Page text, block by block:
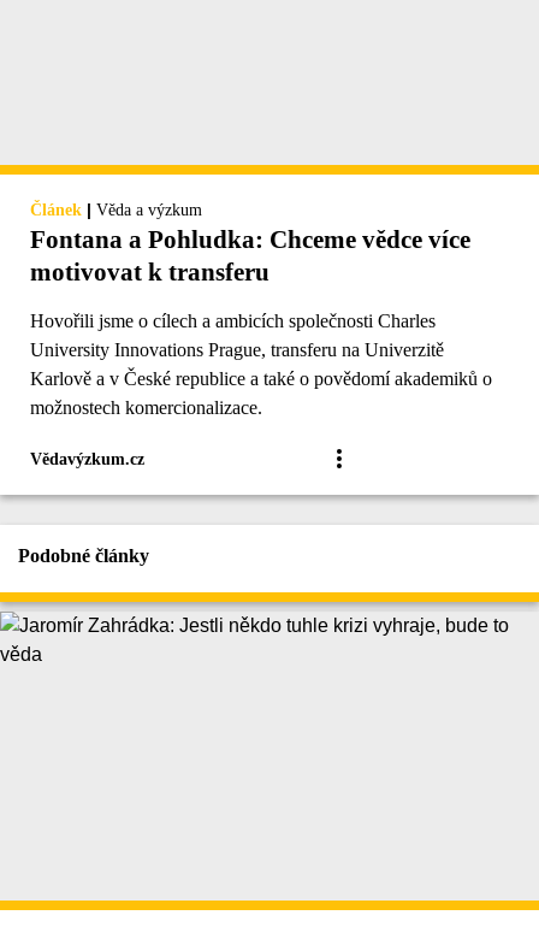
Článek | Věda a výzkum
Fontana a Pohludka: Chceme vědce více
motivovat k transferu
Hovořili jsme o cílech a ambicích společnosti Charles
University Innovations Prague, transferu na Univerzitě
Karlově a v České republice a také o povědomí akademiků o
možnostech komercionalizace.
Vědavýzkum.cz
Podobné články